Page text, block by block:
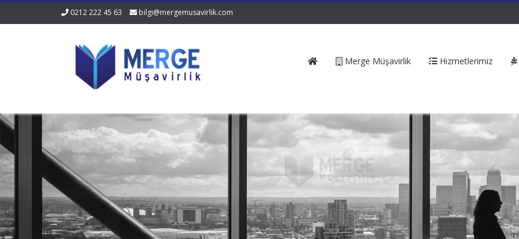
0212 222 45 63 bilgi@mergemusavirlik.com
Merge Müşavirlik Hizmetlerimiz